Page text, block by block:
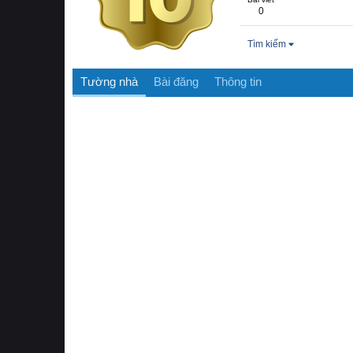
0
Tìm kiếm
Tường nhà Bài đăng Thông tin